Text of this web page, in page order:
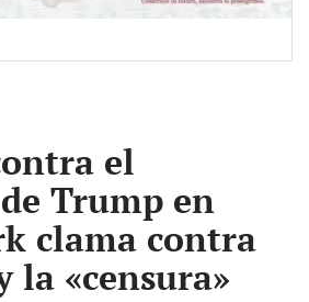
el
Trump en
clama contra
la «censura»